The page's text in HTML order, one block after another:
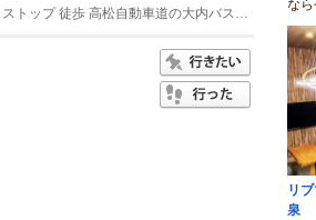
(1)JR三本松駅 車 8分 高松自動車道 大内バスストップ 徒歩 高松自動車道の大内バスストップと直結 高松自動車道 白鳥大内ＩＣ 車 5分
なら
リ
泉